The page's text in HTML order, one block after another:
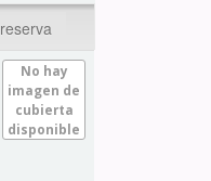
No hay
imagen de
cubierta
disponible